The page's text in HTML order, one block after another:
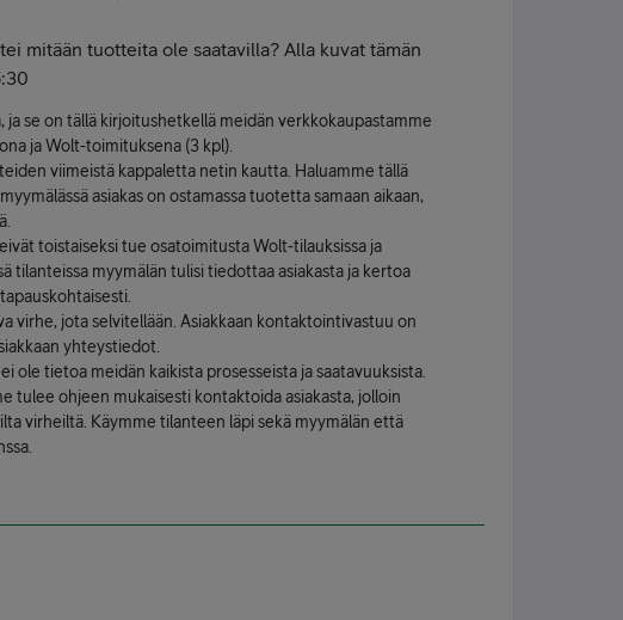
mitään tuotteita ole saatavilla? Alla kuvat tämän
ja se on tällä kirjoitushetkellä meidän verkkokaupastamme
ja Wolt-toimituksena (3 kpl).
viimeistä kappaletta netin kautta. Haluamme tällä
asiakas on ostamassa tuotetta samaan aikaan,
toistaiseksi tue osatoimitusta Wolt-tilauksissa ja
tilanteissa myymälän tulisi tiedottaa asiakasta ja kertoa
virhe, jota selvitellään. Asiakkaan kontaktointivastuu on
yhteystiedot.
ole tietoa meidän kaikista prosesseista ja saatavuuksista.
tulee ohjeen mukaisesti kontaktoida asiakasta, jolloin
virheiltä. Käymme tilanteen läpi sekä myymälän että